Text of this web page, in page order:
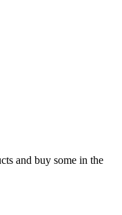
and buy some in the